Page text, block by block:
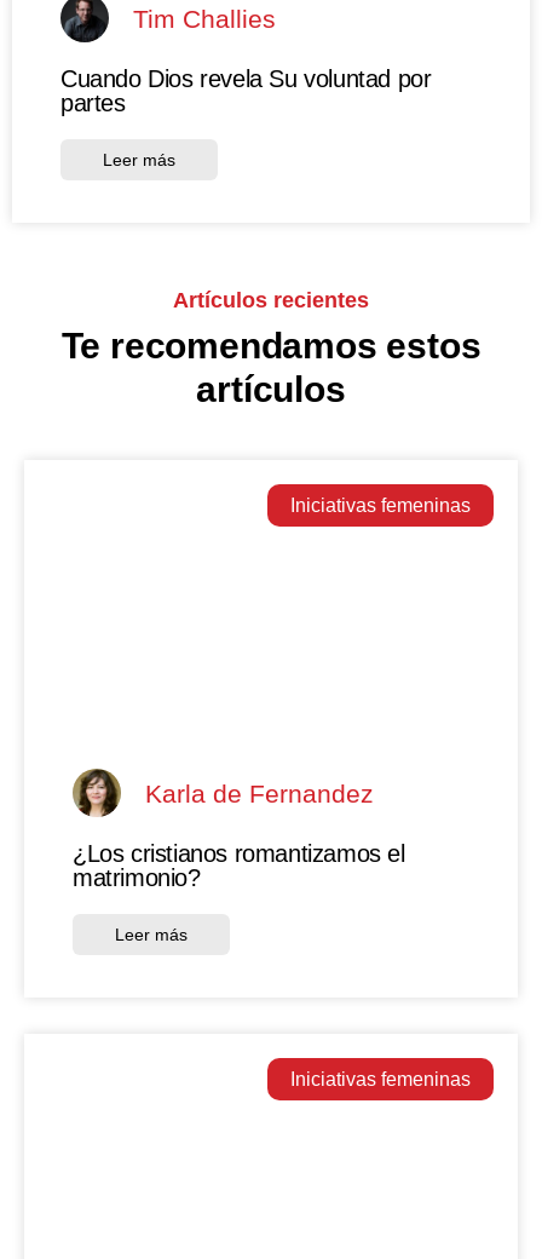
Tim Challies
Cuando Dios revela Su voluntad por
partes
Leer más
Artículos recientes
Te recomendamos estos
artículos
Iniciativas femeninas
Karla de Fernandez
¿Los cristianos romantizamos el
matrimonio?
Leer más
Iniciativas femeninas